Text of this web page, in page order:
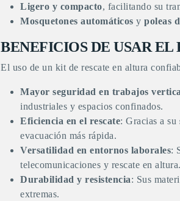
Ligero y compacto, facilitando su
Mosquetones automáticos y poleas
BENEFICIOS DE USAR EL
El uso de un kit de rescate en altura
Mayor seguridad en trabajos
industriales y espacios confinados.
Eficiencia en el rescate: Gracias a su
evacuación más rápida.
Versatilidad en entornos laborales:
telecomunicaciones y rescate en altura.
Durabilidad y resistencia: Sus
extremas.